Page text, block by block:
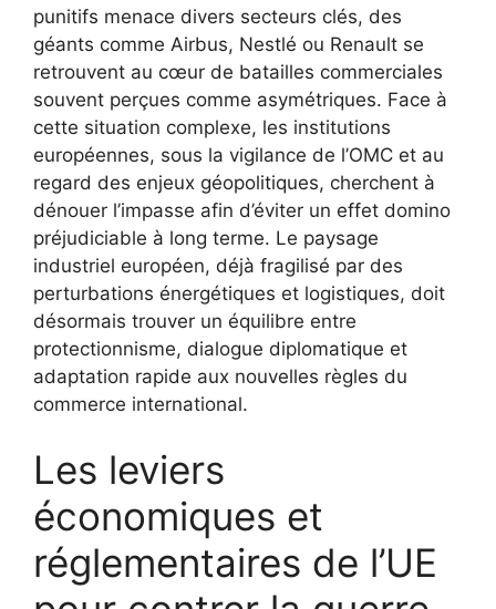
punitifs menace divers secteurs clés, des
géants comme Airbus, Nestlé ou Renault se
retrouvent au cœur de batailles commerciales
souvent perçues comme asymétriques. Face à
cette situation complexe, les institutions
européennes, sous la vigilance de l’OMC et au
regard des enjeux géopolitiques, cherchent à
dénouer l’impasse afin d’éviter un effet domino
préjudiciable à long terme. Le paysage
industriel européen, déjà fragilisé par des
perturbations énergétiques et logistiques, doit
désormais trouver un équilibre entre
protectionnisme, dialogue diplomatique et
adaptation rapide aux nouvelles règles du
commerce international.
Les leviers
économiques et
réglementaires de l’UE